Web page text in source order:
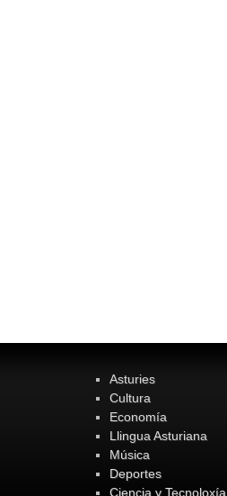
Asturies
Cultura
Economía
Llingua Asturiana
Música
Deportes
Ciencia y Tecnoloxía